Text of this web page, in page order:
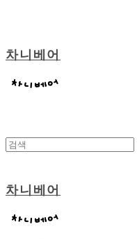
차니베어
차니베어